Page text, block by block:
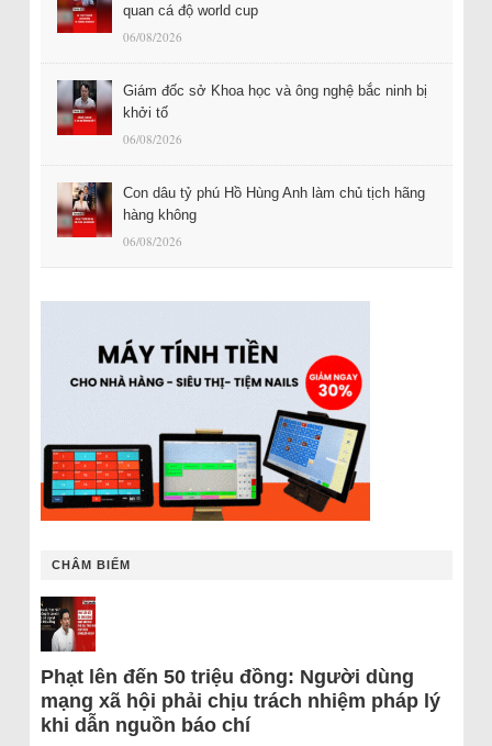
quan cá độ world cup
06/08/2026
Giám đốc sở Khoa học và ông nghệ bắc ninh bị
khởi tố
06/08/2026
Con dâu tỷ phú Hồ Hùng Anh làm chủ tịch hãng
hàng không
06/08/2026
CHÂM BIẾM
Phạt lên đến 50 triệu đồng: Người dùng
mạng xã hội phải chịu trách nhiệm pháp lý
khi dẫn nguồn báo chí